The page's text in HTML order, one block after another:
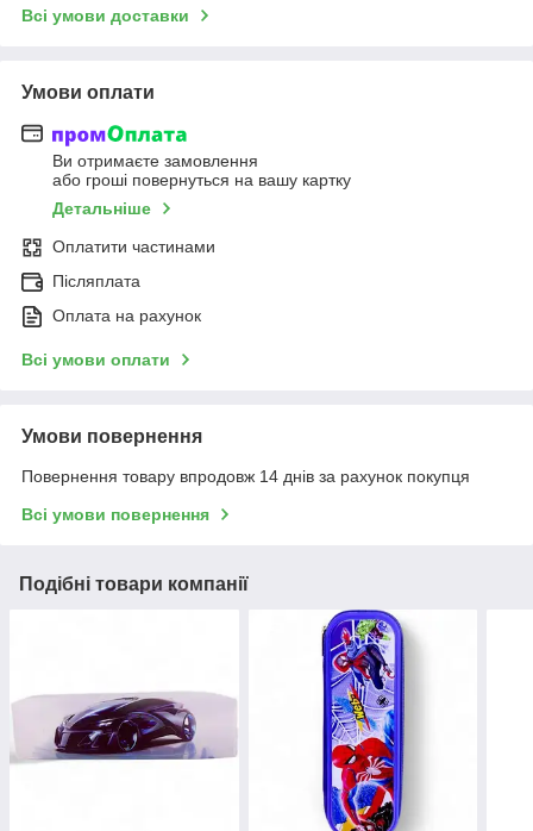
Всі умови доставки
Умови оплати
Ви отримаєте замовлення
або гроші повернуться на вашу картку
Детальніше
Оплатити частинами
Післяплата
Оплата на рахунок
Всі умови оплати
Умови повернення
Повернення товару впродовж 14 днів за рахунок покупця
Всі умови повернення
Подібні товари компанії